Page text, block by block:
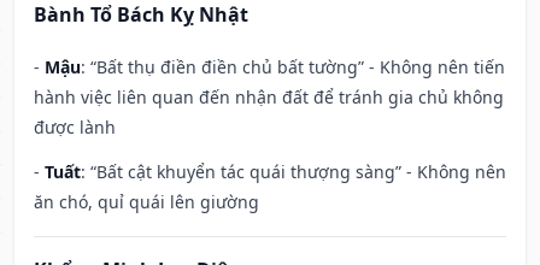
Bành Tổ Bách Kỵ Nhật
- Mậu: “Bất thụ điền điền chủ bất tường” - Không nên tiến
hành việc liên quan đến nhận đất để tránh gia chủ không
được lành
- Tuất: “Bất cật khuyển tác quái thượng sàng” - Không nên
ăn chó, quỉ quái lên giường